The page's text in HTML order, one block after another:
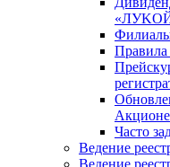
Правила
Часто
Ведение
Ведение